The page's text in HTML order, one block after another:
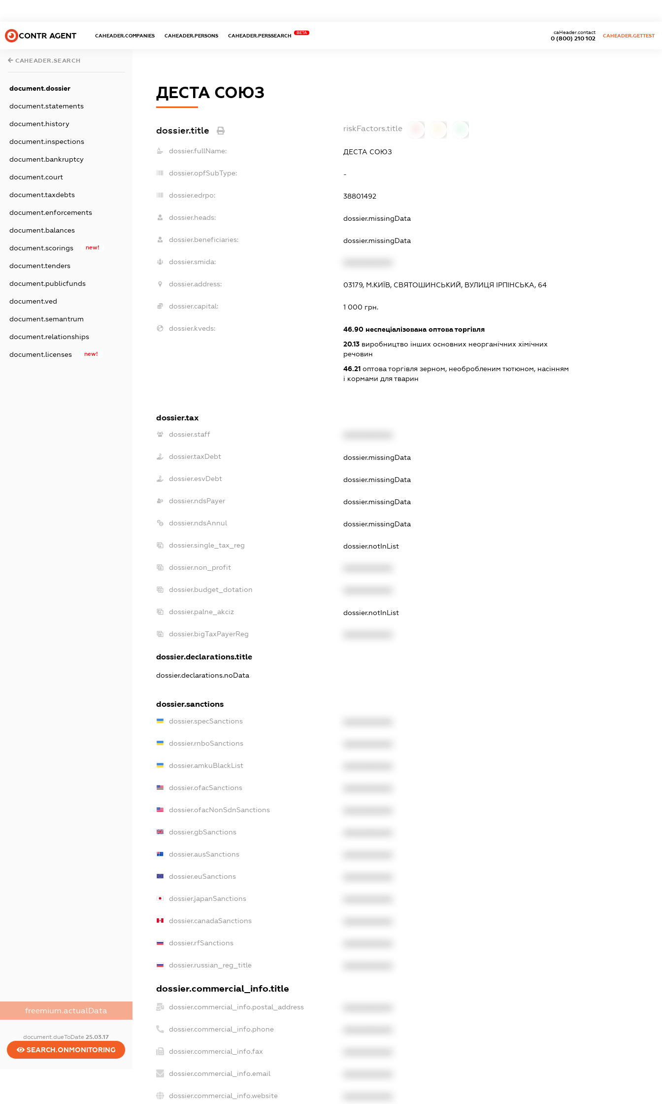
CONTR AGENT CAHEADER.COMPANIES CAHEADER.PERSONS CAHEADER.PERSSEARCH
BETA
0 (800) 210 102
caHeader.contact
CAHEADER.GETTEST
CAHEADER.SEARCH
document.dossier
document.statements
document.history
document.inspections
document.bankruptcy
document.court
document.taxdebts
document.enforcements
document.balances
document.scorings new!
document.tenders
document.publicfunds
document.ved
document.semantrum
document.relationships
document.licenses new!
freemium.actualData
document.dueToDate25.03.17
SEARCH.ONMONITORING
ДЕСТА СОЮЗ
dossier.title riskFactors.title
dossier.fullName: ДЕСТА СОЮЗ
dossier.opfSubType: -
dossier.edrpo: 38801492
dossier.heads: dossier.missingData
dossier.beneficiaries: dossier.missingData
dossier.smida:
dossier.address: 03179, М.КИЇВ, СВЯТОШИНСЬКИЙ, ВУЛИЦЯ ІРПІНСЬКА, 64
dossier.capital: 1 000 грн.
dossier.kveds: 46.90 неспеціалізована оптова торгівля
20.13 виробництво інших основних неорганічних хімічних
речовин
46.21 оптова торгівля зерном, необробленим тютюном, насінням
і кормами для тварин
dossier.tax
dossier.staff
dossier.taxDebt dossier.missingData
dossier.esvDebt dossier.missingData
dossier.ndsPayer dossier.missingData
dossier.ndsAnnul dossier.missingData
dossier.single_tax_reg dossier.notInList
dossier.non_profit
dossier.budget_dotation
dossier.palne_akciz dossier.notInList
dossier.bigTaxPayerReg
dossier.declarations.title
dossier.declarations.noData
dossier.sanctions
dossier.specSanctions
dossier.rnboSanctions
dossier.amkuBlackList
dossier.ofacSanctions
dossier.ofacNonSdnSanctions
dossier.gbSanctions
dossier.ausSanctions
dossier.euSanctions
dossier.japanSanctions
dossier.canadaSanctions
dossier.rfSanctions
dossier.russian_reg_title
dossier.commercial_info.title
dossier.commercial_info.postal_address
dossier.commercial_info.phone
dossier.commercial_info.fax
dossier.commercial_info.email
dossier.commercial_info.website